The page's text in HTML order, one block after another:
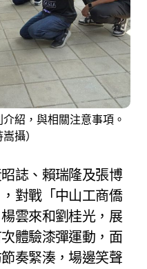
紹，與相關注意事項。
攝）
誌、賴瑞隆及張博
對戰「中山工商僑
雲來和劉桂光，展
體驗漆彈運動，面
奏緊湊，場邊笑聲